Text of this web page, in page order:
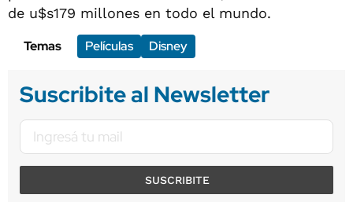
de u$s179 millones en todo el mundo.
Temas
Películas Disney
Suscribite al Newsletter
SUSCRIBITE